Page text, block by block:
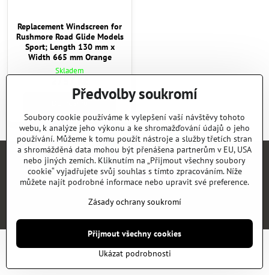
Replacement Windscreen for
Rushmore Road Glide Models
Sport; Length 130 mm x
Width 665 mm Orange
Skladem
ÚvodE-SHOPKATALOGYNEWSKONTAKT REFERENCE
Předvolby soukromíZásady ochrany soukromí
Předvolby soukromí
Soubory cookie používáme k vylepšení vaší návštěvy tohoto
webu, k analýze jeho výkonu a ke shromažďování údajů o jeho
používání. Můžeme k tomu použít nástroje a služby třetích stran
a shromážděná data mohou být přenášena partnerům v EU, USA
nebo jiných zemích. Kliknutím na „Přijmout všechny soubory
cookie“ vyjadřujete svůj souhlas s tímto zpracováním. Níže
můžete najít podrobné informace nebo upravit své preference.
Zásady ochrany soukromí
Ukázat podrobnosti
Přijmout všechny cookies